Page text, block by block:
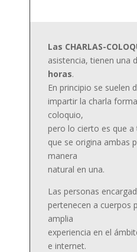
Las CHARLAS-
asistencia, tienen una
horas.
En principio se suelen
impartir la charla
coloquio,
pero lo cierto es que a
que se origina ambas
manera
natural en una.
Las personas
pertenecen a cuerpos
amplia
experiencia en el
e internet.